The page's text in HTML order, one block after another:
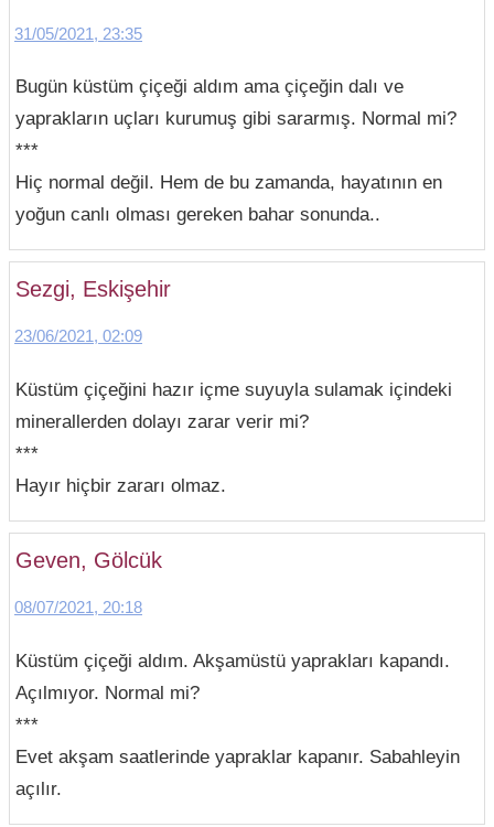
31/05/2021, 23:35
Bugün küstüm çiçeği aldım ama çiçeğin dalı ve
yaprakların uçları kurumuş gibi sararmış. Normal mi?
***
Hiç normal değil. Hem de bu zamanda, hayatının en
yoğun canlı olması gereken bahar sonunda..
Sezgi, Eskişehir
23/06/2021, 02:09
Küstüm çiçeğini hazır içme suyuyla sulamak içindeki
minerallerden dolayı zarar verir mi?
***
Hayır hiçbir zararı olmaz.
Geven, Gölcük
08/07/2021, 20:18
Küstüm çiçeği aldım. Akşamüstü yaprakları kapandı.
Açılmıyor. Normal mi?
***
Evet akşam saatlerinde yapraklar kapanır. Sabahleyin
açılır.